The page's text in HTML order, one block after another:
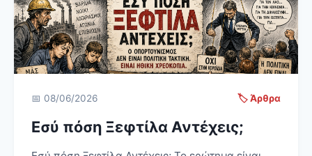
📅 08/06/2026 🏷️ Άρθρα
Εσύ πόση Ξεφτίλα Αντέχεις;